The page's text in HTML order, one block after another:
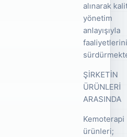
alınarak
yönetim
anlayışıyla
ŞİRKETİN
ÜRÜNLERİ
ARASINDA
Kemoterapi
ürünleri;